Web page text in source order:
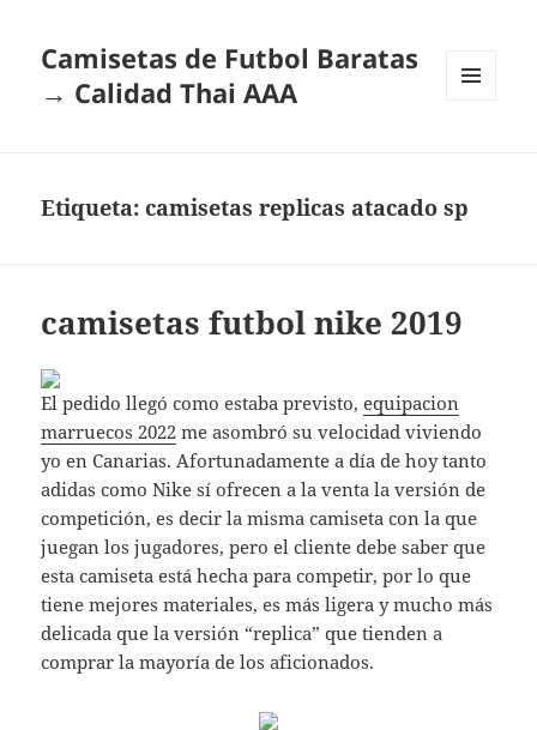
Camisetas de Futbol Baratas
→ Calidad Thai AAA
Etiqueta:camisetas replicas atacado sp
camisetas futbol nike 2019
El pedido llegó como estaba previsto,equipacion
marruecos 2022 me asombró su velocidad viviendo
yo en Canarias. Afortunadamente a día de hoy tanto
adidas como Nike sí ofrecen a la venta la versión de
competición, es decir la misma camiseta con la que
juegan los jugadores, pero el cliente debe saber que
esta camiseta está hecha para competir, por lo que
tiene mejores materiales, es más ligera y mucho más
delicada que la versión “replica” que tienden a
comprar la mayoría de los aficionados.